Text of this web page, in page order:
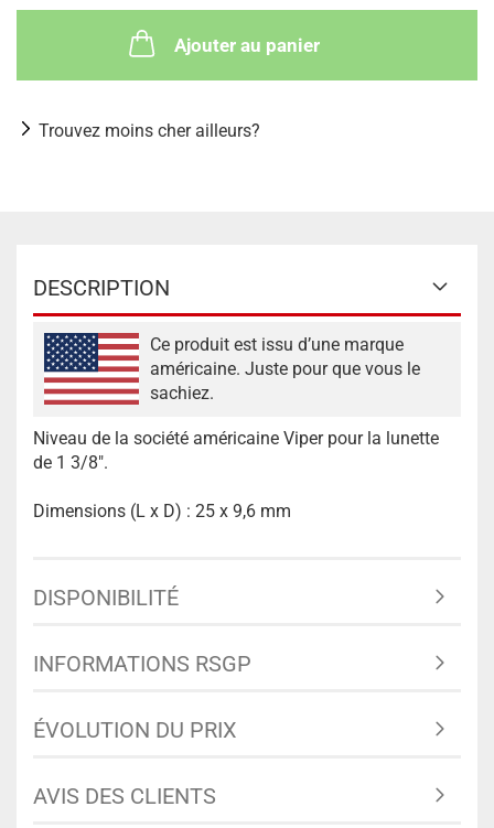
Ajouter au panier
Trouvez moins cher ailleurs?
DESCRIPTION
Ce produit est issu d’une marque
américaine. Juste pour que vous le
sachiez.
Niveau de la société américaine Viper pour la lunette
de 1 3/8".
Dimensions (L x D) : 25 x 9,6 mm
DISPONIBILITÉ
INFORMATIONS RSGP
ÉVOLUTION DU PRIX
AVIS DES CLIENTS